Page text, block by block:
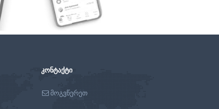
ᲙᲝᲜᲢᲐᲥᲢᲘ
მოგვწერეთ